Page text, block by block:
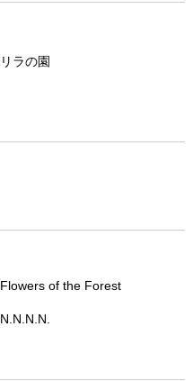
リラの園
Flowers of the Forest
N.N.N.N.